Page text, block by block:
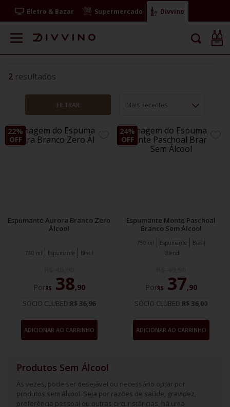
Eletro & Bazar Supermercado Divvino
2
FILTRAR Mais Recentes
22%
OFF
ADICIONE
Espumante Aurora Branco Zero
Álcool
Espumante Brasil
750 ml
PorR$ 38,90
SÓCIO CLUBED:R$ 36,96
ADICIONAR AO CARRINHO
24%
OFF
Espumante Monte Paschoal
Branco Sem Álcool
Espumante Brasil
750 ml
Blend
PorR$ 37,90
SÓCIO CLUBED:R$ 36,00
ADICIONAR AO CARRINHO
Produtos Sem Álcool
Às vezes, pode ser desejável ou necessário optar por
produtos sem álcool. Seja por razões de saúde, gravidez,
preferência pessoal ou outras circunstâncias, há uma